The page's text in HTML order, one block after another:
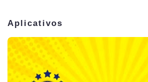
Aplicativos